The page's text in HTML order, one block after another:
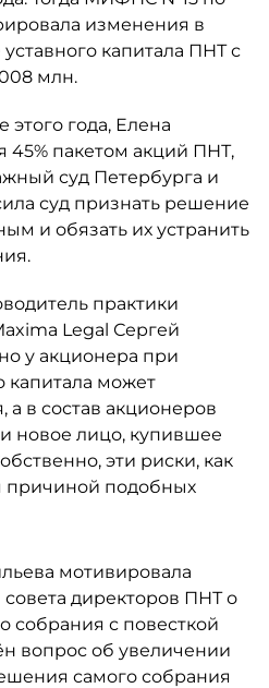
изменения в
капитала ПНТ с
млн.
этого года, Елена
45% пакетом акций ПНТ,
суд Петербурга и
суд признать решение
и обязать их устранить
практики
Legal Сергей
у акционера при
капитала может
а в состав акционеров
новое лицо, купившее
эти риски, как
причиной подобных
мотивировала
директоров ПНТ о
собрания с повесткой
вопрос об увеличении
самого собрания